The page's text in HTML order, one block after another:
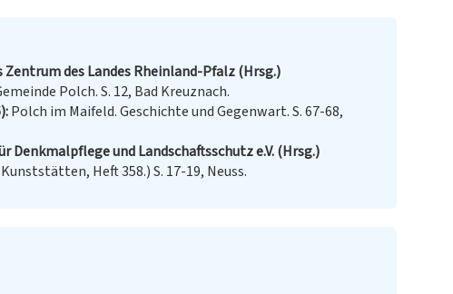
des Landes Rheinland-Pfalz (Hrsg.)
Polch. S. 12, Bad Kreuznach.
Polch im Maifeld. Geschichte und Gegenwart. S. 67-68,
Denkmalpflege und Landschaftsschutz e.V. (Hrsg.)
Heft 358.) S. 17-19, Neuss.